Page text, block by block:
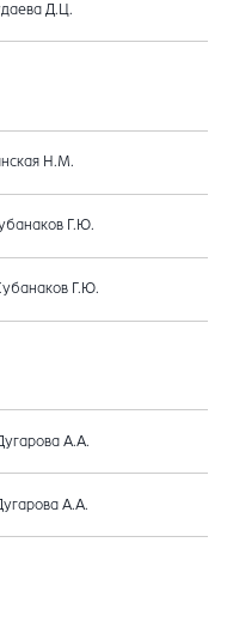
Д.Ц.
Н.М.
Г.Ю.
Г.Ю.
А.А.
А.А.